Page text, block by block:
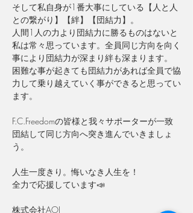
そして私自身が1番大事にしている【人と人
との繋がり】【絆】【団結力】。
人間1人の力より団結力に勝るものはないと
私は常々思っています。全員同じ方向を向く
事により団結力が深まり絆も深まります。
困難な事が起きても団結力があれば全員で協
力して乗り越えていく事ができると思ってい
ます。
F.C.Freedomの皆様と我々サポーターが一致
団結して同じ方向へ突き進んでいきましょ
う。
人生一度きり。悔いなき人生を！
全力で応援しています📣
株式会社AOI